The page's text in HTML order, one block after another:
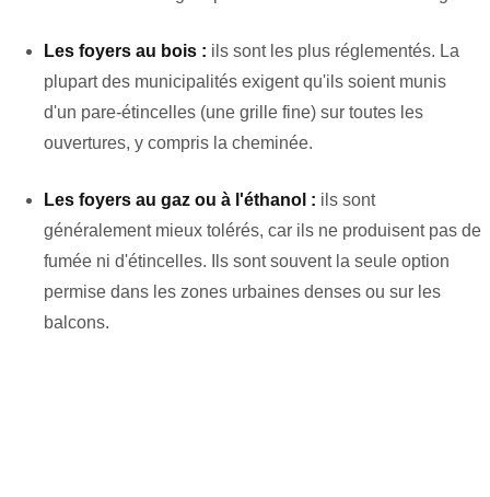
Les foyers au bois : ils sont les plus réglementés. La
plupart des municipalités exigent qu'ils soient munis
d'un pare-étincelles (une grille fine) sur toutes les
ouvertures, y compris la cheminée.
Les foyers au gaz ou à l'éthanol : ils sont
généralement mieux tolérés, car ils ne produisent pas de
fumée ni d'étincelles. Ils sont souvent la seule option
permise dans les zones urbaines denses ou sur les
balcons.